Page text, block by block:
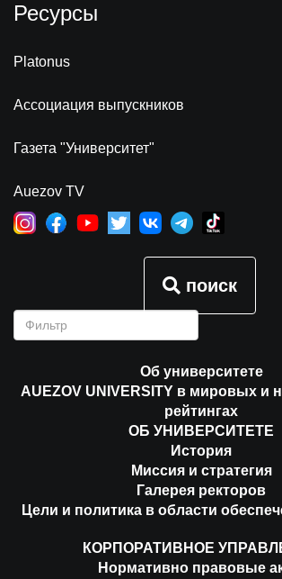
Ресурсы
Platonus
Ассоциация выпускников
Газета "Университет"
Auezov TV
поиск
Об университете
AUEZOV UNIVERSITY в мировых и
рейтингах
ОБ УНИВЕРСИТЕТЕ
История
Миссия и стратегия
Галерея ректоров
Цели и политика в области
КОРПОРАТИВНОЕ
Нормативно правовые